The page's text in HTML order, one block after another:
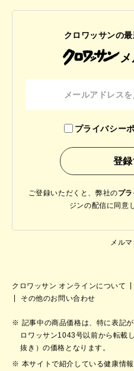
クロワッサンの
プライバシー
ご登録いただくと、弊社のプ
ジンの配信に同意
メル
クロワッサン オンラインについて
その他のお問い合わせ
記事中の商品価格は、特に表記
ロワッサン1043号以前から転載
抜き）の価格となります。
本サイトで紹介している健康情